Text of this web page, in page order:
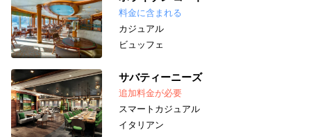
料金に含まれる
カジュアル
ビュッフェ
サバティーニーズ
追加料金が必要
スマートカジュアル
イタリアン